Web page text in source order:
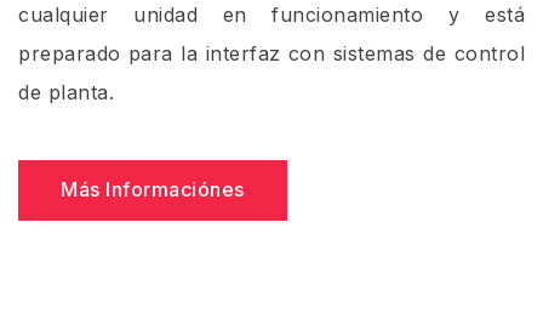
cualquier unidad en funcionamiento y está
preparado para la interfaz con sistemas de control
de planta.
Más Informaciónes